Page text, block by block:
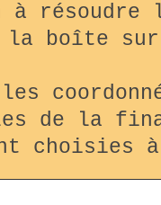
à
la boîte
les
de la
choisies